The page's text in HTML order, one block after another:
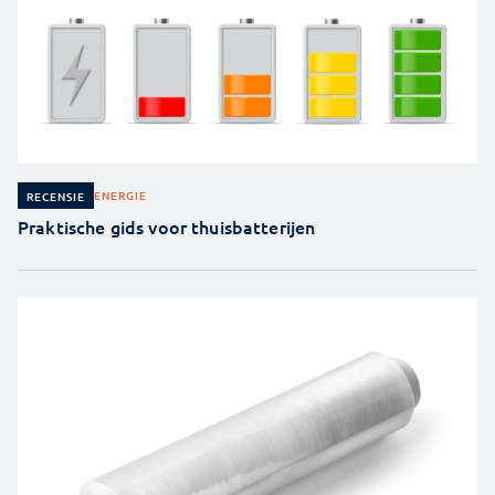
RECENSIE ENERGIE
Praktische gids voor thuisbatterijen